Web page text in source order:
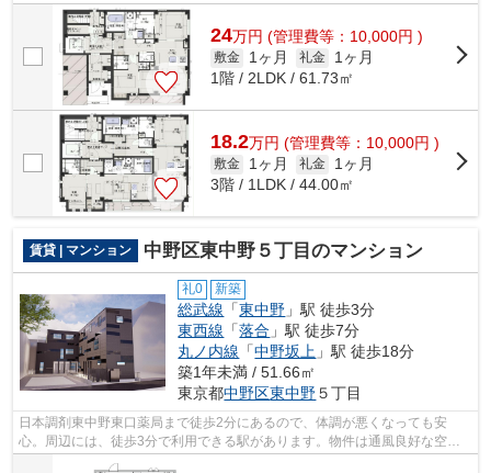
シンプルながらも風の通り道がしっか...
24万円 (管理費等：10,000円 )
敷金 1ヶ月 礼金
1ヶ月
1階 / 2LDK / 61.73㎡
18.2万円 (管理費等：10,000円 )
敷金 1ヶ月 礼金
1ヶ月
3階 / 1LDK / 44.00㎡
賃貸 | マンション 中野区東中野５丁目のマンション
礼0 新築
総武線 「東中野 」駅 徒歩3分
東西線 「落合 」駅 徒歩7分
丸ノ内線 「中野坂上 」駅 徒歩18分
築1年未満 / 51.66㎡
東京都中野区東中野５丁目
日本調剤東中野東口薬局まで徒歩2分にあるので、体調が悪くなっても安
心。周辺には、徒歩3分で利用できる駅があります。物件は通風良好な空間
です。アクセスには中野区エリアの賃貸情...